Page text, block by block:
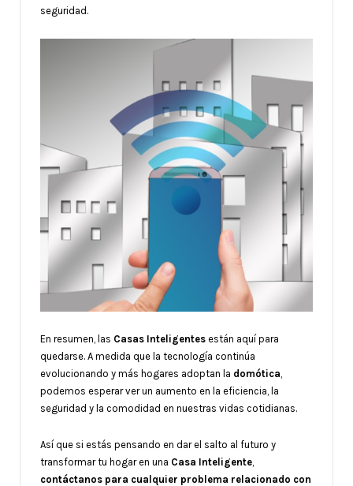
seguridad.
En resumen, las Casas Inteligentes están aquí para
quedarse. A medida que la tecnología continúa
evolucionando y más hogares adoptan la domótica
podemos esperar ver un aumento en la eficiencia, la
seguridad y la comodidad en nuestras vidas cotidianas.
Así que si estás pensando en dar el salto al futuro y
transformar tu hogar en una Casa Inteligente
contáctanos para cualquier problema relacionado con